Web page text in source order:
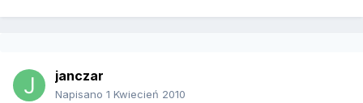
janczar
Napisano 1 Kwiecień 2010